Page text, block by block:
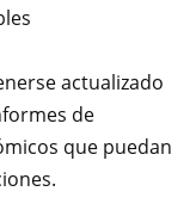
actualizado
de
que puedan